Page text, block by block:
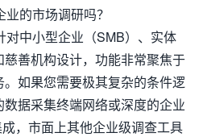
的市场调研吗？
对中小型企业（SMB）、实体
善机构设计，功能非常聚焦于
如果您需要极其复杂的条件逻
据采集终端网络或深度的企业
，市面上其他企业级调查工具